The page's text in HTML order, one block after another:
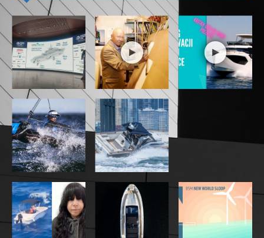
poza bycie nowym modelem. Zamiast tego
reprezentuje nową koncepcję, która rewolucjonizuje
sposób, w jaki ludzie doświadczają wody i łączą się
z morzem.
Ikoniczny design
Architektura morska i projekt zewnętrzny powstały
we współpracy z Cossutti Yacht Design. YB75
będzie pierwszym jachtem żaglowym ze składanymi
nadburciami, które tworzą duży pokład rufowy
zwiększający komfort na kotwicy. Wygląd
zewnętrzny zachwyca czystymi liniami i nadaje
YB75 sportowy charakter.
Opracowany we współpracy z Wendover Studio styl
wnętrza został zaprojektowany tak, aby